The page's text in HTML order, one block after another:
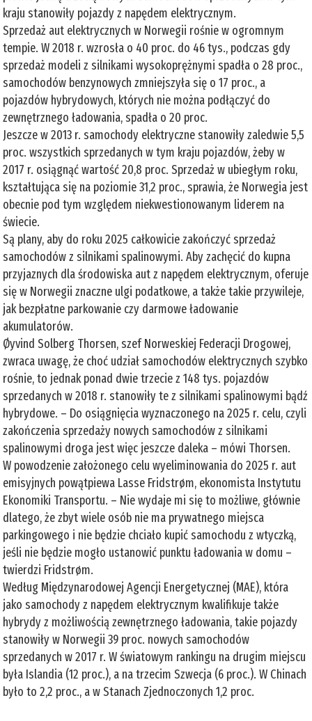
kraju stanowiły pojazdy z napędem elektrycznym.
Sprzedaż aut elektrycznych w Norwegii rośnie w ogromnym
tempie. W 2018 r. wzrosła o 40 proc. do 46 tys., podczas gdy
sprzedaż modeli z silnikami wysokoprężnymi spadła o 28 proc.,
samochodów benzynowych zmniejszyła się o 17 proc., a
pojazdów hybrydowych, których nie można podłączyć do
zewnętrznego ładowania, spadła o 20 proc.
Jeszcze w 2013 r. samochody elektryczne stanowiły zaledwie 5,5
proc. wszystkich sprzedanych w tym kraju pojazdów, żeby w
2017 r. osiągnąć wartość 20,8 proc. Sprzedaż w ubiegłym roku,
kształtująca się na poziomie 31,2 proc., sprawia, że Norwegia jest
obecnie pod tym względem niekwestionowanym liderem na
świecie.
Są plany, aby do roku 2025 całkowicie zakończyć sprzedaż
samochodów z silnikami spalinowymi. Aby zachęcić do kupna
przyjaznych dla środowiska aut z napędem elektrycznym, oferuje
się w Norwegii znaczne ulgi podatkowe, a także takie przywileje,
jak bezpłatne parkowanie czy darmowe ładowanie
akumulatorów.
Øyvind Solberg Thorsen, szef Norweskiej Federacji Drogowej,
zwraca uwagę, że choć udział samochodów elektrycznych szybko
rośnie, to jednak ponad dwie trzecie z 148 tys. pojazdów
sprzedanych w 2018 r. stanowiły te z silnikami spalinowymi bądź
hybrydowe. – Do osiągnięcia wyznaczonego na 2025 r. celu, czyli
zakończenia sprzedaży nowych samochodów z silnikami
spalinowymi droga jest więc jeszcze daleka – mówi Thorsen.
W powodzenie założonego celu wyeliminowania do 2025 r. aut
emisyjnych powątpiewa Lasse Fridstrøm, ekonomista Instytutu
Ekonomiki Transportu. – Nie wydaje mi się to możliwe, głównie
dlatego, że zbyt wiele osób nie ma prywatnego miejsca
parkingowego i nie będzie chciało kupić samochodu z wtyczką,
jeśli nie będzie mogło ustanowić punktu ładowania w domu –
twierdzi Fridstrøm.
Według Międzynarodowej Agencji Energetycznej (MAE), która
jako samochody z napędem elektrycznym kwalifikuje także
hybrydy z możliwością zewnętrznego ładowania, takie pojazdy
stanowiły w Norwegii 39 proc. nowych samochodów
sprzedanych w 2017 r. W światowym rankingu na drugim miejscu
była Islandia (12 proc.), a na trzecim Szwecja (6 proc.). W Chinach
było to 2,2 proc., a w Stanach Zjednoczonych 1,2 proc.